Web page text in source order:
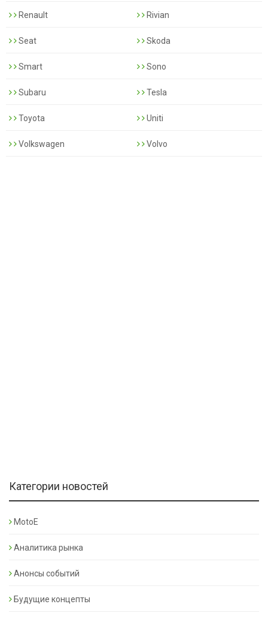
Renault Rivian
Seat Skoda
Smart Sono
Subaru Tesla
Toyota Uniti
Volkswagen Volvo
Категории новостей
MotoE
Аналитика рынка
Анонсы событий
Будущие концепты